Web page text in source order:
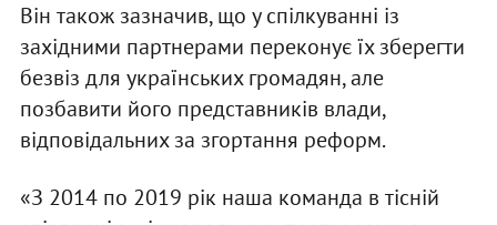
Він також зазначив, що у спілкуванні із
західними партнерами переконує їх зберегти
безвіз для українських громадян, але
позбавити його представників влади,
відповідальних за згортання реформ.
«З 2014 по 2019 рік наша команда в тісній